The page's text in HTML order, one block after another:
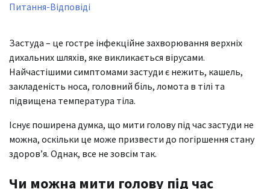
Питання-Відповіді
Застуда – це гостре інфекційне захворювання верхніх
дихальних шляхів, яке викликається вірусами.
Найчастішими симптомами застуди є нежить, кашель,
закладеність носа, головний біль, ломота в тілі та
підвищена температура тіла.
Існує поширена думка, що мити голову під час застуди не
можна, оскільки це може призвести до погіршення стану
здоров’я. Однак, все не зовсім так.
Чи можна мити голову під час